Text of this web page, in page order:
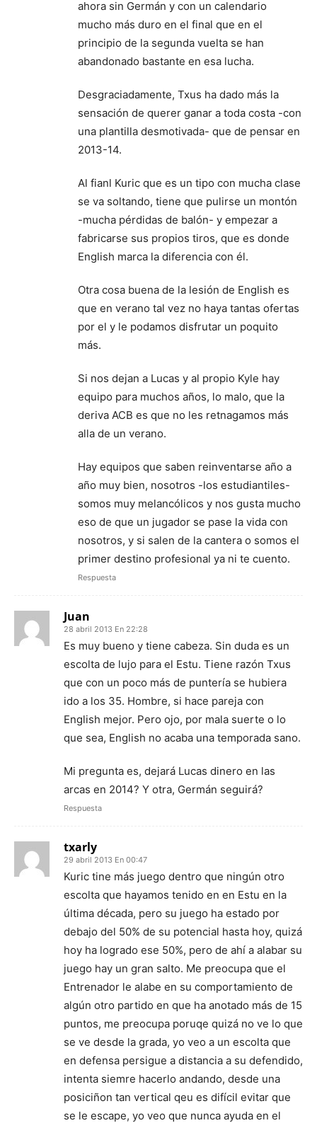
ahora sin Germán y con un calendario
mucho más duro en el final que en el
principio de la segunda vuelta se han
abandonado bastante en esa lucha.
Desgraciadamente, Txus ha dado más la
sensación de querer ganar a toda costa -con
una plantilla desmotivada- que de pensar en
2013-14.
Al fianl Kuric que es un tipo con mucha clase
se va soltando, tiene que pulirse un montón
-mucha pérdidas de balón- y empezar a
fabricarse sus propios tiros, que es donde
English marca la diferencia con él.
Otra cosa buena de la lesión de English es
que en verano tal vez no haya tantas ofertas
por el y le podamos disfrutar un poquito
más.
Si nos dejan a Lucas y al propio Kyle hay
equipo para muchos años, lo malo, que la
deriva ACB es que no les retnagamos más
alla de un verano.
Hay equipos que saben reinventarse año a
año muy bien, nosotros -los estudiantiles-
somos muy melancólicos y nos gusta mucho
eso de que un jugador se pase la vida con
nosotros, y si salen de la cantera o somos el
primer destino profesional ya ni te cuento.
Respuesta
Juan
28 abril 2013 En 22:28
Es muy bueno y tiene cabeza. Sin duda es un
escolta de lujo para el Estu. Tiene razón Txus
que con un poco más de puntería se hubiera
ido a los 35. Hombre, si hace pareja con
English mejor. Pero ojo, por mala suerte o lo
que sea, English no acaba una temporada sano.
Mi pregunta es, dejará Lucas dinero en las
arcas en 2014? Y otra, Germán seguirá?
Respuesta
txarly
29 abril 2013 En 00:47
Kuric tine más juego dentro que ningún otro
escolta que hayamos tenido en en Estu en la
última década, pero su juego ha estado por
debajo del 50% de su potencial hasta hoy, quizá
hoy ha logrado ese 50%, pero de ahí a alabar su
juego hay un gran salto. Me preocupa que el
Entrenador le alabe en su comportamiento de
algún otro partido en que ha anotado más de 15
puntos, me preocupa poruqe quizá no ve lo que
se ve desde la grada, yo veo a un escolta que
en defensa persigue a distancia a su defendido,
intenta siemre hacerlo andando, desde una
posiciñon tan vertical qeu es difícil evitar que
se le escape, yo veo que nunca ayuda en el